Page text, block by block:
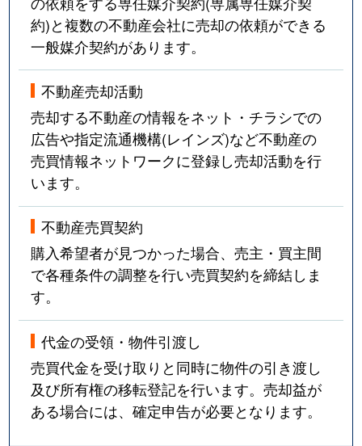
約)と複数の不動産会社に売却の依頼ができる
一般媒介契約があります。
不動産売却活動
売却する不動産の情報をネット・チラシでの
広告や指定流通機構(レインズ)など不動産の
売買情報ネットワークに登録し売却活動を行
います。
不動産売買契約
購入希望者が見つかった場合、売主・買主間
で各種条件の調整を行い売買契約を締結しま
す。
代金の受領・物件引渡し
売買代金を受け取りと同時に物件の引き渡し
及び所有権の移転登記を行います。売却益が
ある場合には、確定申告が必要となります。